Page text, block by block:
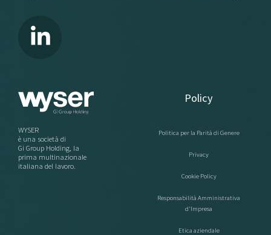
WYSER
è una società di
Gi Group Holding, la
prima multinazionale
italiana del lavoro.
Policy
Politica per la Parità di Genere
Privacy
Cookie Policy
Responsabilità Amministrativa
d'Impresa
Etica aziendale